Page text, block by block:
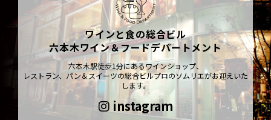
ワインと食の総合ビル
六本木ワイン＆フードデパートメント
六本木駅徒歩1分にあるワインショップ、
レストラン、パン＆スイーツの総合ビルプロのソムリエがお迎えいた
します。
instagram